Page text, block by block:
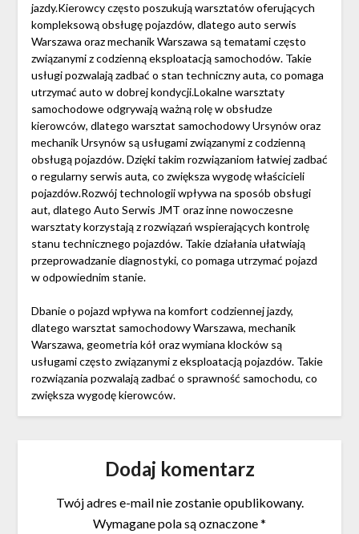
jazdy.Kierowcy często poszukują warsztatów oferujących
kompleksową obsługę pojazdów, dlatego auto serwis
Warszawa oraz mechanik Warszawa są tematami często
związanymi z codzienną eksploatacją samochodów. Takie
usługi pozwalają zadbać o stan techniczny auta, co pomaga
utrzymać auto w dobrej kondycji.Lokalne warsztaty
samochodowe odgrywają ważną rolę w obsłudze
kierowców, dlatego warsztat samochodowy Ursynów oraz
mechanik Ursynów są usługami związanymi z codzienną
obsługą pojazdów. Dzięki takim rozwiązaniom łatwiej zadbać
o regularny serwis auta, co zwiększa wygodę właścicieli
pojazdów.Rozwój technologii wpływa na sposób obsługi
aut, dlatego Auto Serwis JMT oraz inne nowoczesne
warsztaty korzystają z rozwiązań wspierających kontrolę
stanu technicznego pojazdów. Takie działania ułatwiają
przeprowadzanie diagnostyki, co pomaga utrzymać pojazd
w odpowiednim stanie.
Dbanie o pojazd wpływa na komfort codziennej jazdy,
dlatego warsztat samochodowy Warszawa, mechanik
Warszawa, geometria kół oraz wymiana klocków są
usługami często związanymi z eksploatacją pojazdów. Takie
rozwiązania pozwalają zadbać o sprawność samochodu, co
zwiększa wygodę kierowców.
Dodaj komentarz
Twój adres e-mail nie zostanie opublikowany.
Wymagane pola są oznaczone*